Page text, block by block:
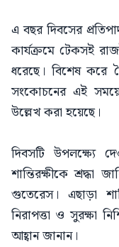
এ বছর দিবসের
কার্যক্রমে টেকসই
ধরেছে। বিশেষ করে
সংকোচনের এই
উল্লেখ করা হয়েছে।
দিবসটি উপলক্ষ্যে
শান্তিরক্ষীকে শ্রদ্ধা
গুতেরেস। এছাড়া
নিরাপত্তা ও সুরক্ষা
আহ্বান জানান।